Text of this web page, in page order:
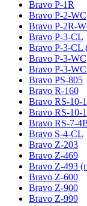
Bravo P-1R
Bravo P-2-WC
Bravo P-2R-
Bravo P-3-CL
Bravo P-3-CL
Bravo P-3-WC
Bravo P-3-
Bravo PS-805
Bravo R-160
Bravo RS-10-
Bravo RS-10-
Bravo RS-7-
Bravo S-4-CL
Bravo Z-203
Bravo Z-469
Bravo Z-493
Bravo Z-600
Bravo Z-900
Bravo Z-999